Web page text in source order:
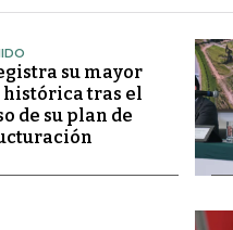
su mayor
histórica tras el
de su plan de